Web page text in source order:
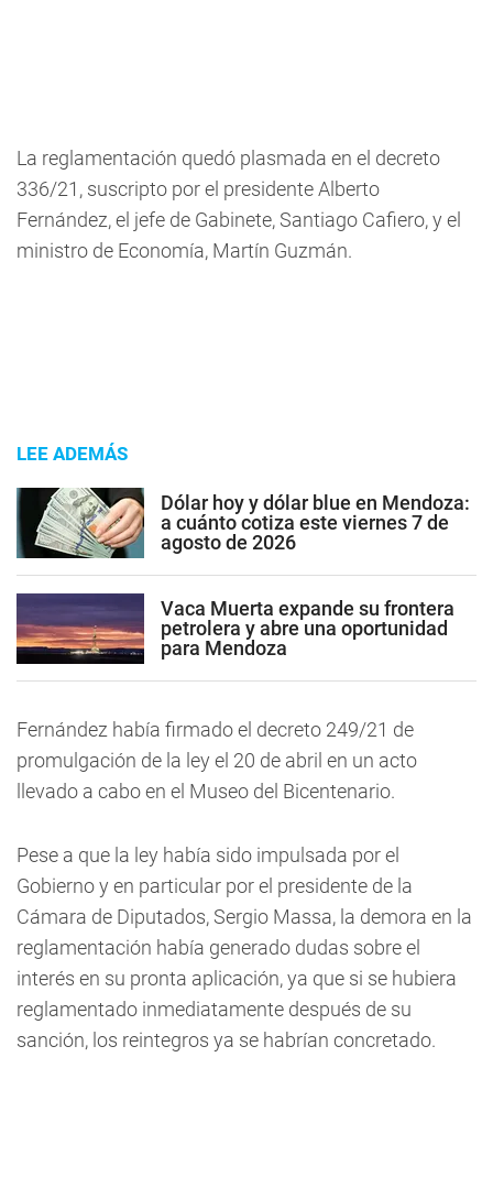
La reglamentación quedó plasmada en el decreto
336/21, suscripto por el presidente Alberto
Fernández, el jefe de Gabinete, Santiago Cafiero, y el
ministro de Economía, Martín Guzmán.
LEE ADEMÁS
Dólar hoy y dólar blue en Mendoza:
a cuánto cotiza este viernes 7 de
agosto de 2026
Vaca Muerta expande su frontera
petrolera y abre una oportunidad
para Mendoza
Fernández había firmado el decreto 249/21 de
promulgación de la ley el 20 de abril en un acto
llevado a cabo en el Museo del Bicentenario.
Pese a que la ley había sido impulsada por el
Gobierno y en particular por el presidente de la
Cámara de Diputados, Sergio Massa, la demora en la
reglamentación había generado dudas sobre el
interés en su pronta aplicación, ya que si se hubiera
reglamentado inmediatamente después de su
sanción, los reintegros ya se habrían concretado.